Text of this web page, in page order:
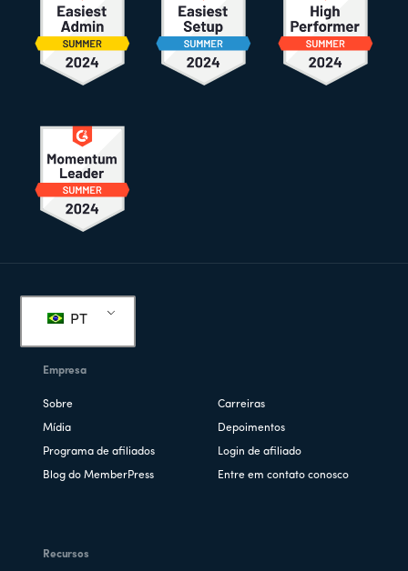
PT
Empresa
Sobre Carreiras
Mídia Depoimentos
Programa de afiliados Login de afiliado
Blog do MemberPress Entre em contato conosco
Recursos